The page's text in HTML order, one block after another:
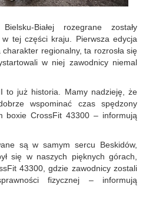
Białej rozegrane zostały
tej części kraju. Pierwsza edycja
charakter regionalny, ta rozrosła się
w niej zawodnicy niemal
to już historia. Mamy nadzieję, że
wspominać czas spędzony
boxie CrossFit 43300 – informują
są w samym sercu Beskidów,
się w naszych pięknych górach,
43300, gdzie zawodnicy zostali
fizycznej – informują